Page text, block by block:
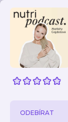
ODEBÍRAT